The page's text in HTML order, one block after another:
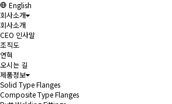
English
회사소개
회사소개
CEO 인사말
조직도
연혁
오시는 길
제품정보
Solid Type Flanges
Composite Type Flanges